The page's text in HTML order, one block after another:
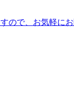
ので、お気軽にお